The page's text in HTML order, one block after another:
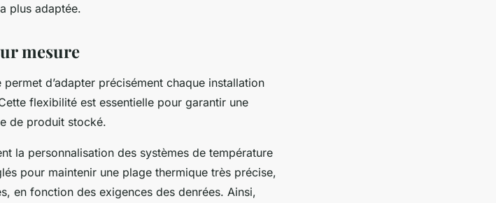
plus adaptée.
mesure
d’adapter précisément chaque installation
flexibilité est essentielle pour garantir une
de produit stocké.
la personnalisation des systèmes de température
pour maintenir une plage thermique très précise,
en fonction des exigences des denrées. Ainsi,